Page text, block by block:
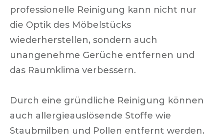
professionelle Reinigung kann nicht nur
die Optik des Möbelstücks
wiederherstellen, sondern auch
unangenehme Gerüche entfernen und
das Raumklima verbessern.
Durch eine gründliche Reinigung können
auch allergieauslösende Stoffe wie
Staubmilben und Pollen entfernt werden.